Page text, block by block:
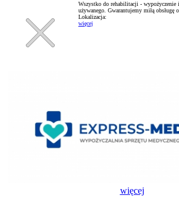
Wszystko do rehabilitacji - wypożyczenie
używanego. Gwarantujemy miłą obsługę
Lokalizacja:
więcej
więcej